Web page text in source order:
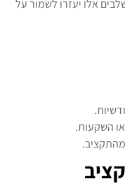
אלו יעזרו לשמור על
השקעות.
מהתקציב.